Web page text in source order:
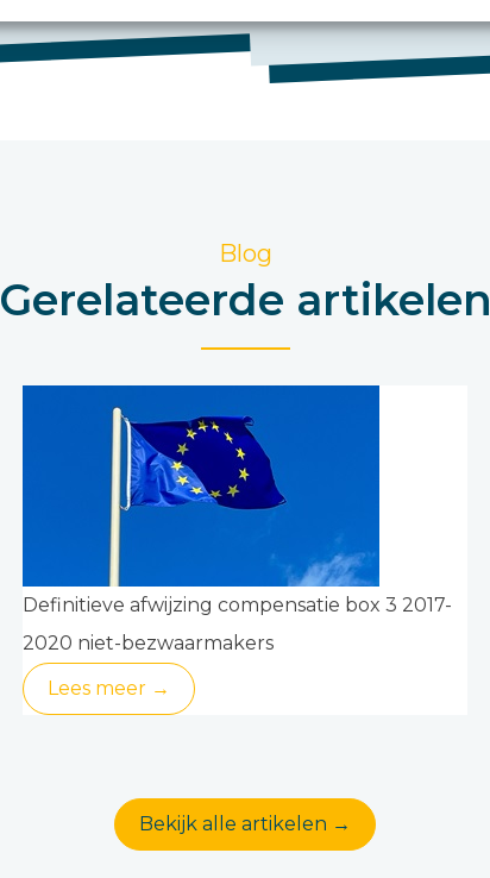
Blog
Gerelateerde artikelen
Definitieve afwijzing compensatie box 3 2017-
2020 niet-bezwaarmakers
Lees meer →
Bekijk alle artikelen →